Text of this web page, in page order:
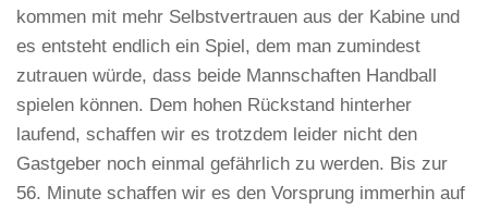
kommen mit mehr Selbstvertrauen aus der Kabine und
es entsteht endlich ein Spiel, dem man zumindest
zutrauen würde, dass beide Mannschaften Handball
spielen können. Dem hohen Rückstand hinterher
laufend, schaffen wir es trotzdem leider nicht den
Gastgeber noch einmal gefährlich zu werden. Bis zur
56. Minute schaffen wir es den Vorsprung immerhin auf